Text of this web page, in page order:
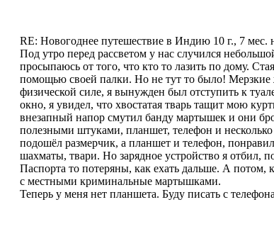
RE: Новогоднее путешествие в Индию 10 г., 7 мес.
Под утро перед рассветом у нас случился
просыпаюсь от того, что кто то лазить по дому.
помощью своей палки. Но не тут то было!
физической силе, я вынужден был отступить к
окно, я увидел, что хвостатая тварь тащит мою
внезапный напор смутил банду мартышек и они
полезными штуками, планшет, телефон и несколько
подошёл размерчик, а планшет и телефон,
шахматы, твари. Но зарядное устройство я отбил,
Паспорта то потеряны, как ехать дальше. А потом,
с местными криминальные мартышками.
Теперь у меня нет планшета. Буду писать с